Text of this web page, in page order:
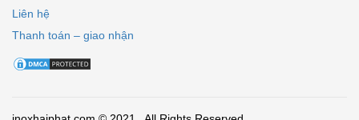
Liên hệ
Thanh toán – giao nhận